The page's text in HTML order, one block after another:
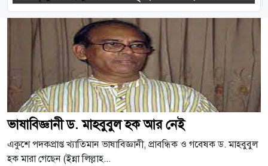
ভাষাবিজ্ঞানী ড. মাহবুবুল হক আর নেই
একুশে পদকপ্রাপ্ত খ্যাতিমান ভাষাবিজ্ঞানী, প্রাবন্ধিক ও গবেষক ড. মাহবুবুল
হক মারা গেছেন (ইন্না লিল্লাহ...